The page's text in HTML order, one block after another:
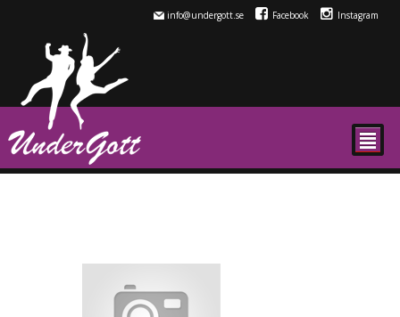
info@undergott.se Facebook Instagram
²